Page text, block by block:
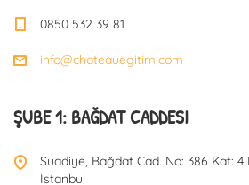
0850 532 39 81
info@chateauegitim.com
ŞUBE 1: BAĞDAT CADDESI
Suadiye, Bağdat Cad. No: 386 Kat: 4
İstanbul